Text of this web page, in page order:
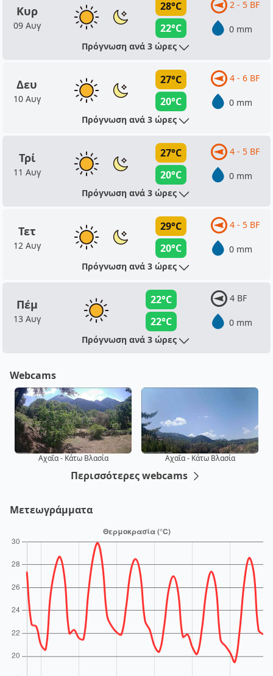
Κυρ
09 Αυγ
28°C
22°C
2 - 5 BF
0 mm
Πρόγνωση ανά 3 ώρες
Δευ
10 Αυγ
27°C
20°C
4 - 6 BF
0 mm
Πρόγνωση ανά 3 ώρες
Τρί
11 Αυγ
27°C
20°C
4 - 5 BF
0 mm
Πρόγνωση ανά 3 ώρες
Τετ
12 Αυγ
29°C
20°C
4 - 5 BF
0 mm
Πρόγνωση ανά 3 ώρες
Πέμ
13 Αυγ
22°C
22°C
4 BF
0 mm
Πρόγνωση ανά 3 ώρες
Webcams
Αχαΐα - Κάτω Βλασία Αχαΐα - Κάτω Βλασία
Περισσότερες webcams
Μετεωγράμματα